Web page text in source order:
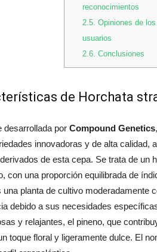
reconocimientos
2.5. Opiniones de los
usuarios
2.6. Conclusiones
de Horchata
desarrollada por Compound Genetics
innovadoras y de alta calidad,
de esta cepa. Se trata de un
con una proporción equilibrada de
una planta de cultivo moderadamente
debido a sus necesidades
y relajantes, el pineno, que
toque floral y ligeramente dulce. El